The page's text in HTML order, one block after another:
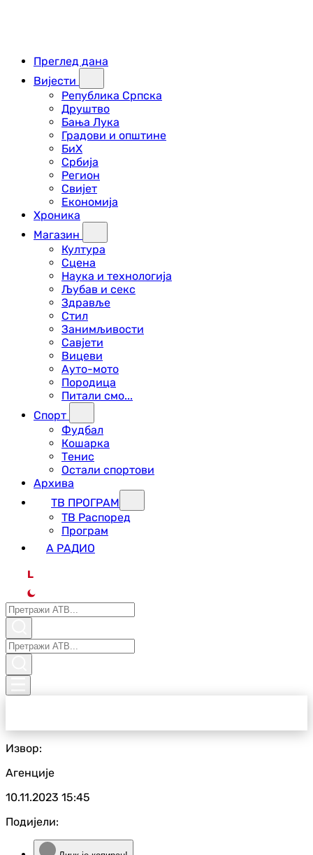
Преглед дана
Вијести
Република Српска
Друштво
Бања Лука
Градови и општине
БиХ
Србија
Регион
Свијет
Економија
Хроника
Магазин
Култура
Сцена
Наука и технологија
Љубав и секс
Здравље
Стил
Занимљивости
Савјети
Вицеви
Ауто-мото
Породица
Питали смо...
Спорт
Фудбал
Кошарка
Тенис
Остали спортови
Архива
ТВ ПРОГРАМ
ТВ Распоред
Програм
А РАДИО
L
Извор:
Агенције
10.11.2023 15:45
Подијели: